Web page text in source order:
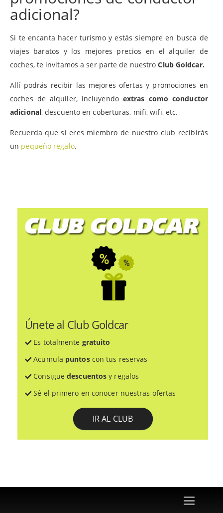
adicional?
Si te encanta hacer turismo y estás siempre en busca de
viajes baratos y los mejores precios en el alquiler de
coches, te invitamos a ser parte de nuestroClub Goldcar.
Allí podrás recibir las mejores ofertas y promociones en
coches de alquiler, incluyendoextras como conductor
adicional, descuento en coberturas, mifi, wifi, etc.
Recuerda que si eres miembro de nuestro club recibirás
un pequeño regalo.
Únete al Club Goldcar
Es totalmente gratuito
Acumula puntoscon tus reservas
Consiguedescuentos y regalos
Sé el primero en conocer nuestras ofertas
IR AL CLUB
Toggle